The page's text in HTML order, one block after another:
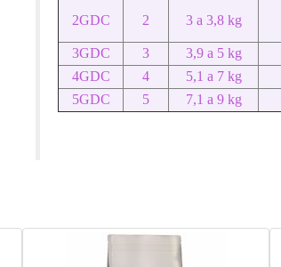
2GDC 2 3 a 3,8 kg
3GDC
3 3,9 a 5 kg
4GDC
4 5,1 a 7 kg
5GDC
5 7,1 a 9 kg